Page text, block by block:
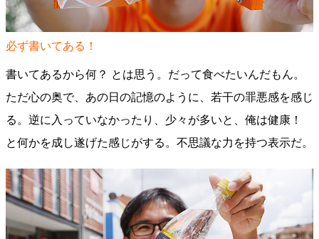
必ず書いてある！
書いてあるから何？ とは思う。だって食べたいんだもん。
ただ心の奥で、あの日の記憶のように、若干の罪悪感を感じ
る。逆に入っていなかったり、少々が多いと、俺は健康！
と何かを成し遂げた感じがする。不思議な力を持つ表示だ。